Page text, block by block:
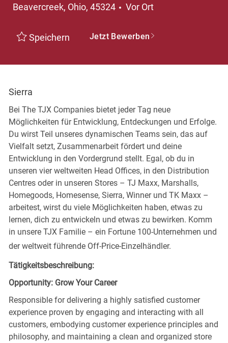
Beavercreek, Ohio, 45324
Vor Ort
Speichern Jetzt Bewerben
Sierra
Bei The TJX Companies bietet jeder Tag neue
Möglichkeiten für Entwicklung, Entdeckungen und Erfolge.
Du wirst Teil unseres dynamischen Teams sein, das auf
Vielfalt setzt, Zusammenarbeit fördert und deine
Entwicklung in den Vordergrund stellt. Egal, ob du in
unseren vier weltweiten Head Offices, in den Distribution
Centres oder in unseren Stores – TJ Maxx, Marshalls,
Homegoods, Homesense, Sierra, Winner und TK Maxx –
arbeitest, wirst du viele Möglichkeiten haben, etwas zu
lernen, dich zu entwickeln und etwas zu bewirken. Komm
in unsere TJX Familie – ein Fortune 100-Unternehmen und
der weltweit führende Off-Price-Einzelhändler.
Tätigkeitsbeschreibung:
Opportunity: Grow Your Career
Responsible for delivering a highly satisfied customer
experience proven by engaging and interacting with all
customers, embodying customer experience principles and
philosophy, and maintaining a clean and organized store